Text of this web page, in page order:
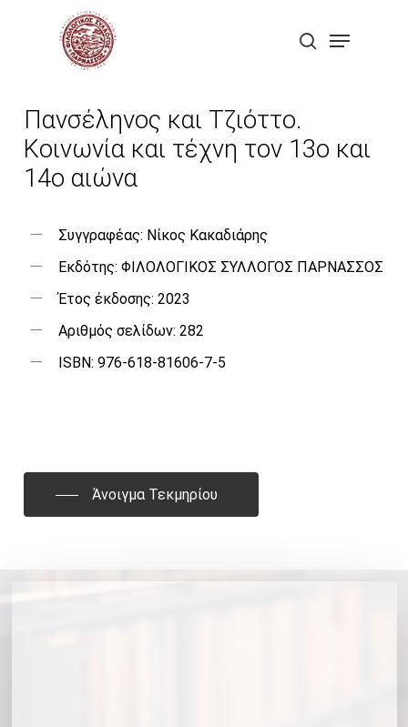
search
Menu
Πανσέληνος και Τζιόττο.
Κοινωνία και τέχνη τον 13ο και
14ο αιώνα
Συγγραφέας: Νίκος Κακαδιάρης
Εκδότης: ΦΙΛΟΛΟΓΙΚΟΣ ΣΥΛΛΟΓΟΣ ΠΑΡΝΑΣΣΟΣ
Έτος έκδοσης: 2023
Αριθμός σελίδων: 282
ISBN: 976-618-81606-7-5
Άνοιγμα Τεκμηρίου